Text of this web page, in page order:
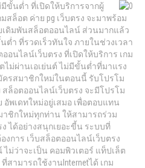
ขั้นต่ำ ที่เปิดให้บริการจากผู้
สล็อต ค่าย pg เว็บตรง จะมาพร้อม
เดิมพันสล็อตออนไลน์ ส่วนมากแล้ว
ำ ที่รวดเร็วทันใจ ภายในช่วงเวลา
อนไลน์เว็บตรง ที่เปิดให้บริการ เกม
ม่ผ่านเอเย่นต์ ไม่มีขั้นต่ำที่มาแรง
รสมาชิกใหม่ในตอนนี้ รับโปรโม
ล็อตออนไลน์เว็บตรง จะมีโปรโม
พเดทใหม่อยู่เสมอ เพื่อตอบแทน
ชิกใหม่ทุกท่าน ให้สามารถร่วม
ได้อย่างสนุกเยอะขี้น ระบบที่
งการ เว็บสล็อตออนไลน์เว็บตรง
ม่ว่าจะเป็น คอมพิวเตอร์ แท็ปเล็ต
ามารถใช้งานInternetได้ เกม